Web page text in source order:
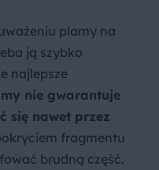
plamy na
ją szybko
najlepsze
nie gwarantuje
się nawet przez
fragmentu
brudną część.